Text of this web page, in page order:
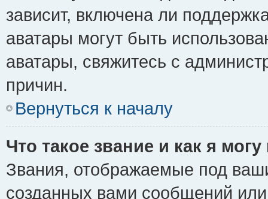
зависит, включена ли
аватары могут быть
аватары, свяжитесь с
причин.
Вернуться к началу
Что такое звание и как я
Звания, отображаемые под
созданных вами сообщений